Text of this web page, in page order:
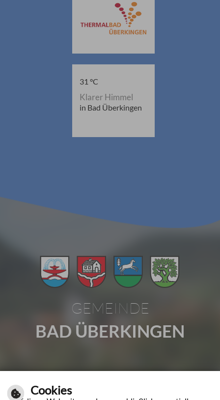
31 °C
Klarer Himmel
in Bad Überkingen
GEMEINDE
BAD ÜBERKINGEN
Tel.: 07331 2009-0 | Fax: 07331 2009-37
Cookies